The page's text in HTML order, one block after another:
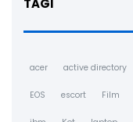
TAGI
acer active directory
EOS escort Film